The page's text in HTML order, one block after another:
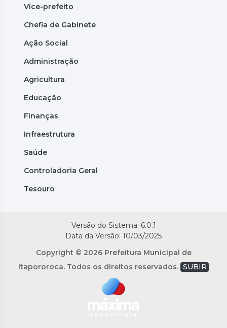
Vice-prefeito
Chefia de Gabinete
Ação Social
Administração
Agricultura
Educação
Finanças
Infraestrutura
Saúde
Controladoria Geral
Tesouro
Versão do Sistema: 6.0.1
Data da Versão: 10/03/2025
Copyright © 2026 Prefeitura Municipal de
Itapororoca. Todos os direitos reservados. SUBIR